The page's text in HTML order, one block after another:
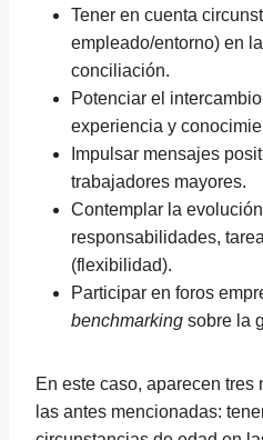
Tener en cuenta
empleado/entorno) en
conciliación.
Potenciar el
experiencia y
Impulsar mensajes
trabajadores mayores.
Contemplar la
responsabilidades,
(flexibilidad).
Participar en foros
benchmarking sobre la
En este caso, aparecen
las antes mencionadas: